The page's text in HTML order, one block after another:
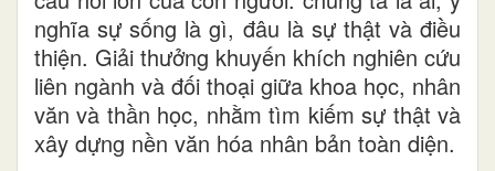
nghĩa sự sống là gì, đâu là sự thật và điều
thiện. Giải thưởng khuyến khích nghiên cứu
liên ngành và đối thoại giữa khoa học, nhân
văn và thần học, nhằm tìm kiếm sự thật và
xây dựng nền văn hóa nhân bản toàn diện.